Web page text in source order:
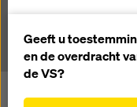
04.05.2017 |
Succesvolle
van onze
cookies),
het
Geeft u
en de overdracht
de VS?